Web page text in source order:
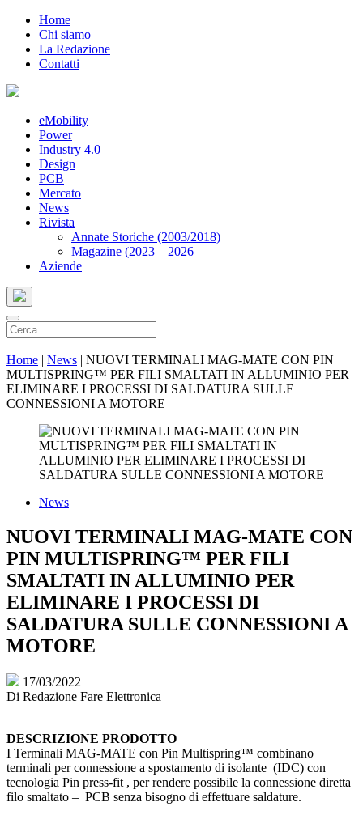
Home
Chi siamo
La Redazione
Contatti
eMobility
Power
Industry 4.0
Design
PCB
Mercato
News
Rivista
Annate Storiche (2003/2018)
Magazine (2023 – 2026
Aziende
Home | News | NUOVI TERMINALI MAG-MATE CON PIN
MULTISPRING™ PER FILI SMALTATI IN ALLUMINIO PER
ELIMINARE I PROCESSI DI SALDATURA SULLE
CONNESSIONI A MOTORE
News
NUOVI TERMINALI MAG-MATE CON
PIN MULTISPRING™ PER FILI
SMALTATI IN ALLUMINIO PER
ELIMINARE I PROCESSI DI
SALDATURA SULLE CONNESSIONI A
MOTORE
17/03/2022
Di Redazione Fare Elettronica
DESCRIZIONE PRODOTTO
I Terminali MAG-MATE con Pin Multispring™ combinano
terminali per connessione a spostamento di isolante (IDC) con
tecnologia Pin press-fit , per rendere possibile la connessione diretta
filo smaltato – PCB senza bisogno di effettuare saldature.